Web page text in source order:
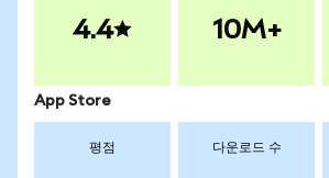
4.4 10M+
App Store
평점 다운로드 수